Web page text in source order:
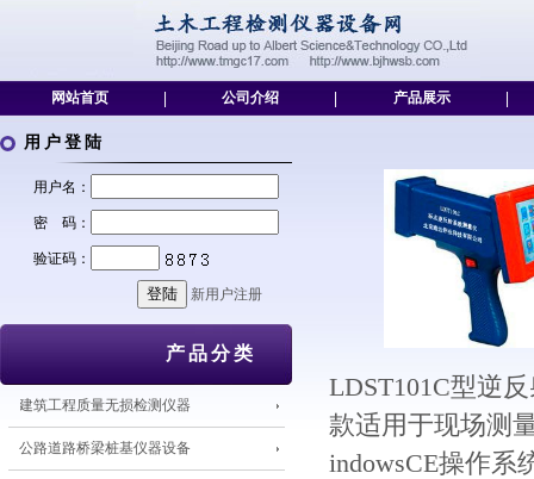
网站首页 公司介绍 产品展示
用户登陆
用户名：
密 码：
验证码：
新用户注册
产品分类
建筑工程质量无损检测仪器
公路道路桥梁桩基仪器设备
LDST101C型逆
款适用于现场测
indowsCE操作系